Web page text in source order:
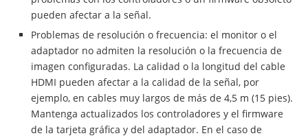
pueden afectar a la señal.
Problemas de resolución o frecuencia: el monitor o el
adaptador no admiten la resolución o la frecuencia de
imagen configuradas. La calidad o la longitud del cable
HDMI pueden afectar a la calidad de la señal, por
ejemplo, en cables muy largos de más de 4,5 m (15 pies).
Mantenga actualizados los controladores y el firmware
de la tarjeta gráfica y del adaptador. En el caso de